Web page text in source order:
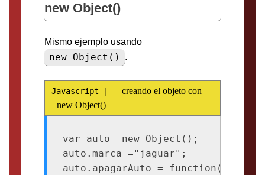
new Object()
Mismo ejemplo usando
new Object() .
creando el objeto con
new Object()
var auto= new Object();
auto.marca ="jaguar";
auto.apagarAuto = function(){